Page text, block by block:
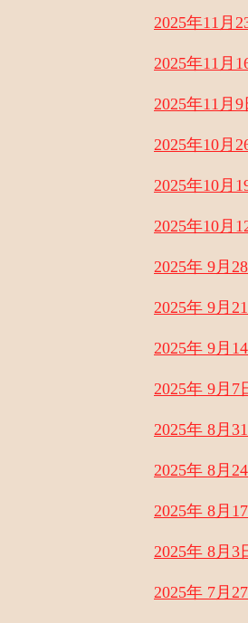
2025年11月
2025年11月
2025年11
2025年10月
2025年10月
2025年10月
2025年 9月
2025年 9月
2025年 9月
2025年 9月
2025年 8月
2025年 8月
2025年 8月
2025年 8月
2025年 7月